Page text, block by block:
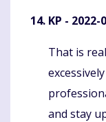
KP - 2022-
That is
excessively
and stay